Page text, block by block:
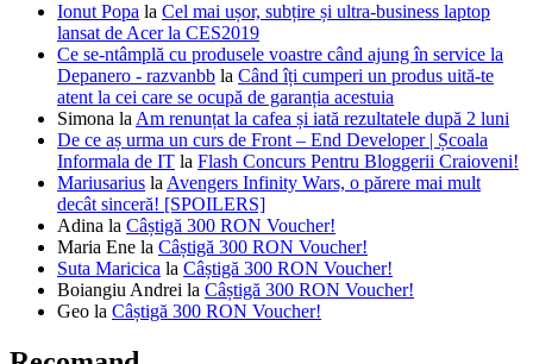
Ionut Popa la Cel mai ușor, subțire și ultra-business laptop
lansat de Acer la CES2019
Ce se-ntâmplă cu produsele voastre când ajung în service la
Depanero - razvanbb la Când îți cumperi un produs uită-te
atent la cei care se ocupă de garanția acestuia
Simona la Am renunțat la cafea și iată rezultatele după 2 luni
De ce aș urma un curs de Front – End Developer | Școala
Informala de IT la Flash Concurs Pentru Bloggerii Craioveni!
Mariusarius la Avengers Infinity Wars, o părere mai mult
decât sinceră! [SPOILERS]
Adina la Câștigă 300 RON Voucher!
Maria Ene la Câștigă 300 RON Voucher!
Suta Maricica la Câștigă 300 RON Voucher!
Boiangiu Andrei la Câștigă 300 RON Voucher!
Geo la Câștigă 300 RON Voucher!